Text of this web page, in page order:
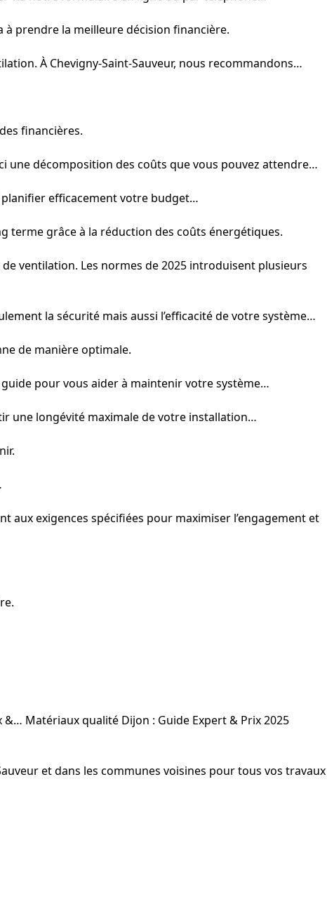
prendre la meilleure décision financière.
À Chevigny-Saint-Sauveur, nous recommandons…
financières.
une décomposition des coûts que vous pouvez attendre…
planifier efficacement votre budget…
terme grâce à la réduction des coûts énergétiques.
ventilation. Les normes de 2025 introduisent plusieurs
la sécurité mais aussi l’efficacité de votre système…
de manière optimale.
pour vous aider à maintenir votre système…
une longévité maximale de votre installation…
exigences spécifiées pour maximiser l’engagement et
&… Matériaux qualité Dijon : Guide Expert & Prix 2025
et dans les communes voisines pour tous vos travaux